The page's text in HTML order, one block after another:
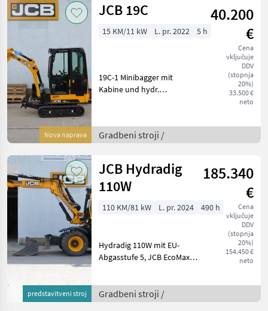
Manuelle Le
Nova naprava
JCB 19C
40.200
€
Cena
vključuje
DDV
(stopnja
20%)
33.500 €
neto
15 KM/11 kW L. pr. 2022 5 h
19C-1 Minibagger mit
Kabine und hydr.
Dieselmotor(EU Stufe V), 11,
7 kW (15, 9 PS),
Elektroproportionale
Gradbeni stroji /
predstavitveni stroj
JCB Hydradig
110W
185.340
€
Cena
vključuje
DDV
(stopnja
20%)
154.450 €
neto
110 KM/81 kW L. pr. 2024 490 h
Hydradig 110W mit EU-
Abgasstufe 5, JCB EcoMax 4
Motorleistung von 81kW
(109 PS); SCR (Selektive
Gradbeni stroji /